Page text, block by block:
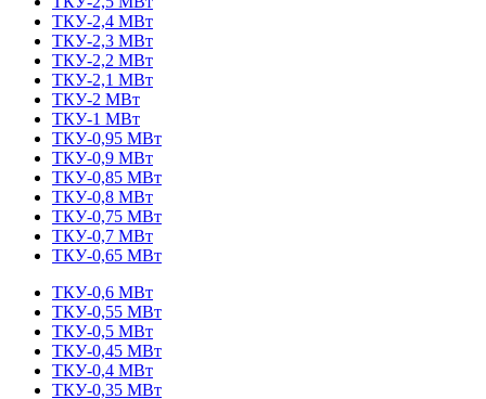
ТКУ-2,4 МВт
ТКУ-2,3 МВт
ТКУ-2,2 МВт
ТКУ-2,1 МВт
ТКУ-2 МВт
ТКУ-1 МВт
ТКУ-0,95 МВт
ТКУ-0,9 МВт
ТКУ-0,85 МВт
ТКУ-0,8 МВт
ТКУ-0,75 МВт
ТКУ-0,7 МВт
ТКУ-0,65 МВт
ТКУ-0,6 МВт
ТКУ-0,55 МВт
ТКУ-0,5 МВт
ТКУ-0,45 МВт
ТКУ-0,4 МВт
ТКУ-0,35 МВт